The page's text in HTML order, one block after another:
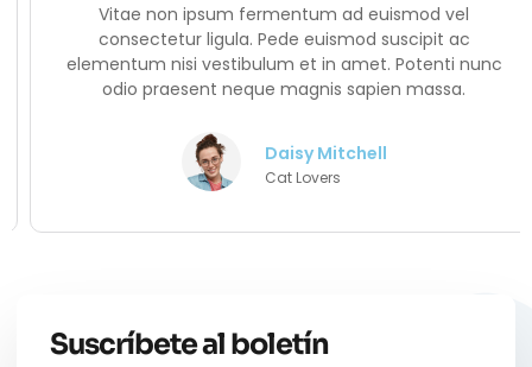
Vitae non ipsum fermentum ad euismod vel
consectetur ligula. Pede euismod suscipit ac
elementum nisi vestibulum et in amet. Potenti nunc
odio praesent neque magnis sapien massa.
Daisy Mitchell
Cat Lovers
Suscríbete al boletín